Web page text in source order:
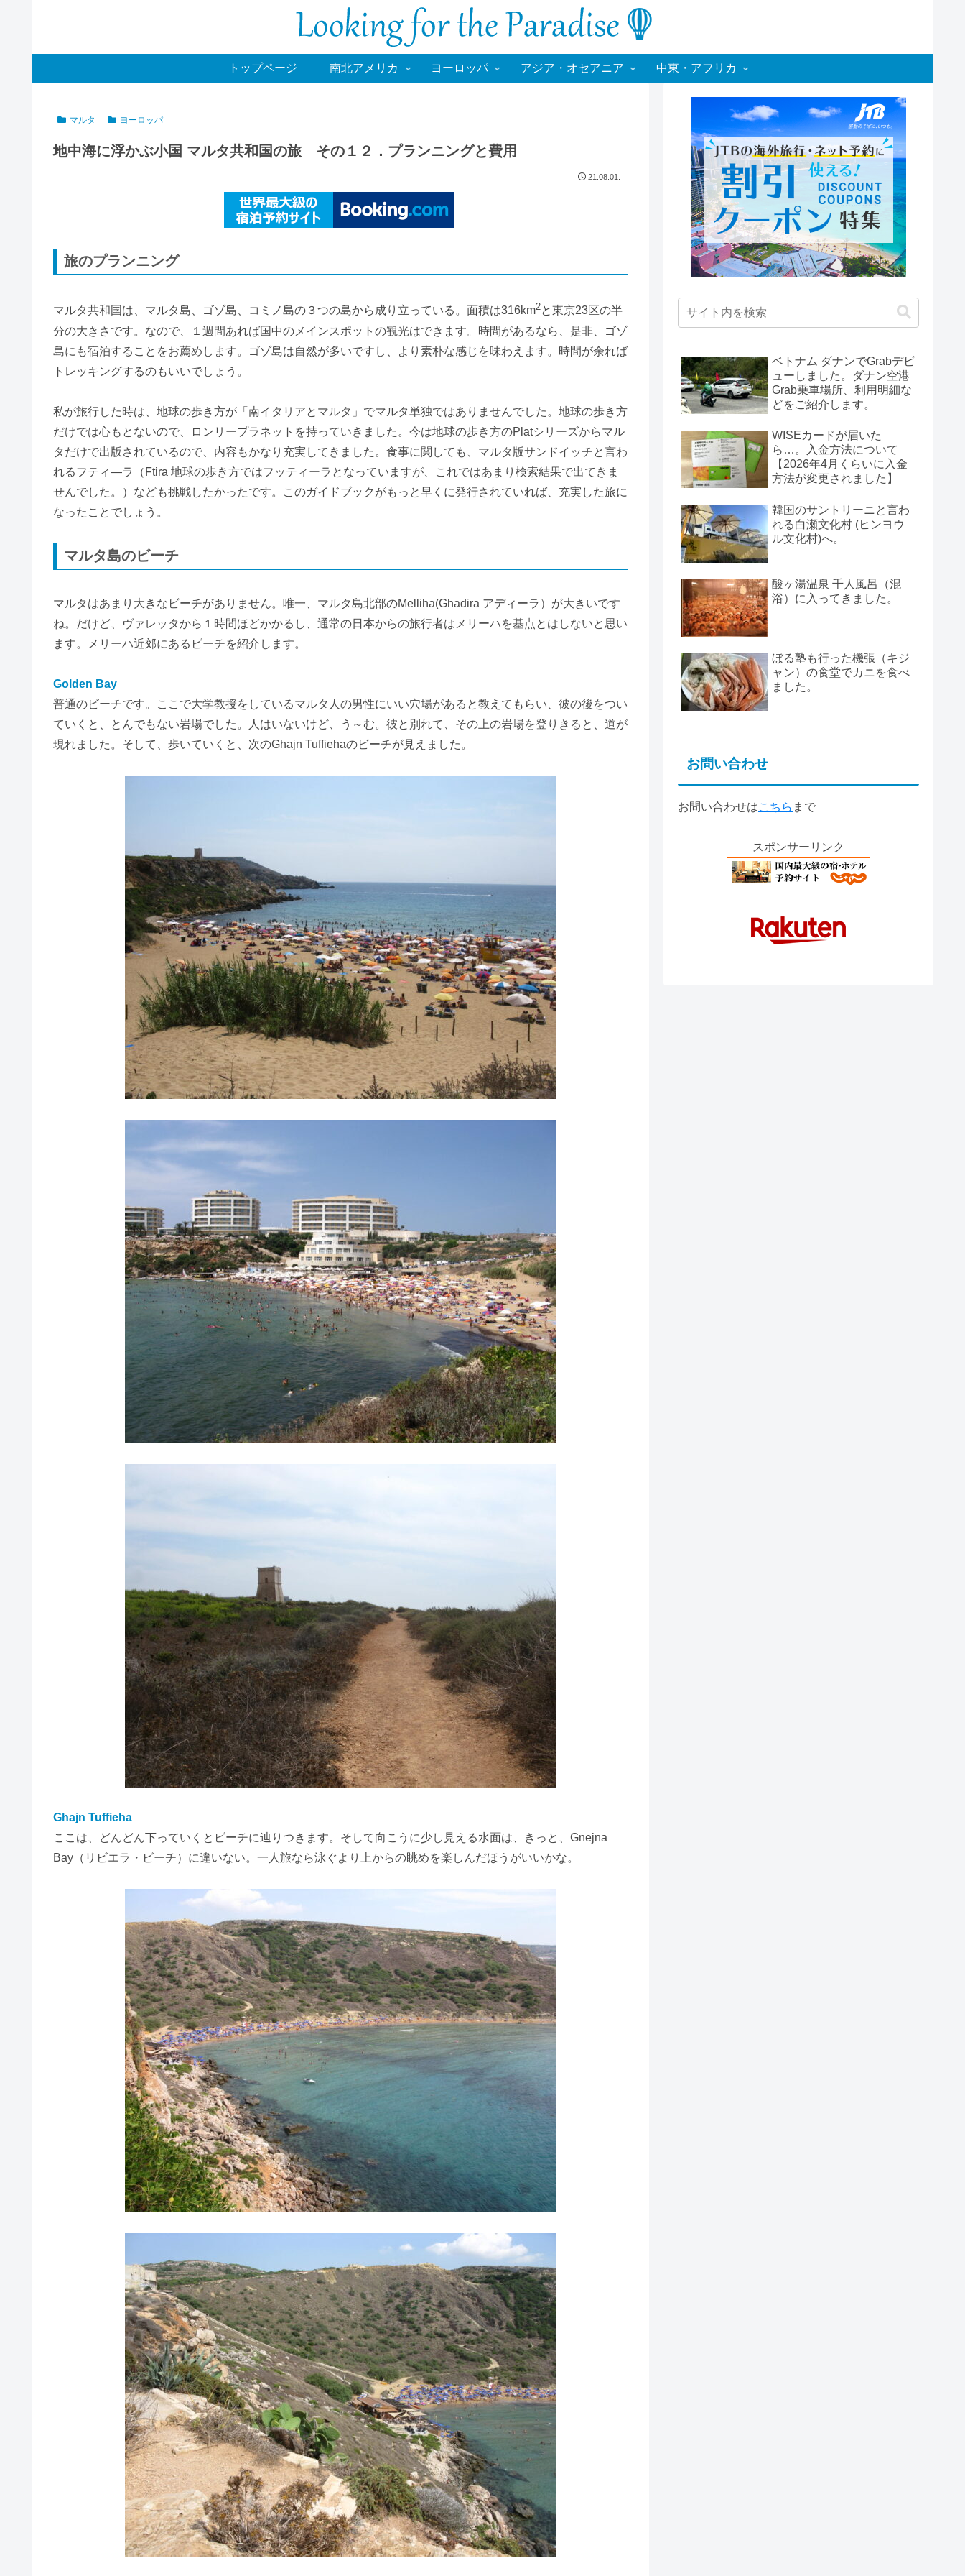
トップページ 南北アメリカ ヨーロッパ アジア・オセアニア 中東・アフリカ
マルタ ヨーロッパ
地中海に浮かぶ小国 マルタ共和国の旅 その１２．プランニングと費用
21.08.01.
旅のプランニング
マルタ共和国は、マルタ島、ゴゾ島、コミノ島の３つの島から成り立っている。面積は316km2と東京23区の半
分の大きさです。なので、１週間あれば国中のメインスポットの観光はできます。時間があるなら、是非、ゴゾ
島にも宿泊することをお薦めします。ゴゾ島は自然が多いですし、より素朴な感じを味わえます。時間が余れば
トレッキングするのもいいでしょう。
私が旅行した時は、地球の歩き方が「南イタリアとマルタ」でマルタ単独ではありませんでした。地球の歩き方
だけでは心もとないので、ロンリープラネットを持っていきました。今は地球の歩き方のPlatシリーズからマル
タだけで出版されているので、内容もかなり充実してきました。食事に関しても、マルタ版サンドイッチと言わ
れるフティ―ラ（Ftira 地球の歩き方ではフッティーラとなっていますが、これではあまり検索結果で出てきま
せんでした。）なども挑戦したかったです。このガイドブックがもっと早くに発行されていれば、充実した旅に
なったことでしょう。
マルタ島のビーチ
マルタはあまり大きなビーチがありません。唯一、マルタ島北部のMelliha(Ghadira アディーラ）が大きいです
ね。だけど、ヴァレッタから１時間ほどかかるし、通常の日本からの旅行者はメリーハを基点とはしないと思い
ます。メリーハ近郊にあるビーチを紹介します。
Golden Bay
普通のビーチです。ここで大学教授をしているマルタ人の男性にいい穴場があると教えてもらい、彼の後をつい
ていくと、とんでもない岩場でした。人はいないけど、う～む。彼と別れて、その上の岩場を登りきると、道が
現れました。そして、歩いていくと、次のGhajn Tuffiehaのビーチが見えました。
Ghajn Tuffieha
ここは、どんどん下っていくとビーチに辿りつきます。そして向こうに少し見える水面は、きっと、Gnejna
Bay（リビエラ・ビーチ）に違いない。一人旅なら泳ぐより上からの眺めを楽しんだほうがいいかな。
ベトナム ダナンでGrabデビ
ューしました。ダナン空港
Grab乗車場所、利用明細な
どをご紹介します。
WISEカードが届いた
ら…。入金方法について
【2026年4月くらいに入金
方法が変更されました】
韓国のサントリーニと言わ
れる白瀬文化村 (ヒンヨウ
ル文化村)へ。
酸ヶ湯温泉 千人風呂（混
浴）に入ってきました。
ぼる塾も行った機張（キジ
ャン）の食堂でカニを食べ
ました。
お問い合わせ
お問い合わせはこちら まで
スポンサーリンク